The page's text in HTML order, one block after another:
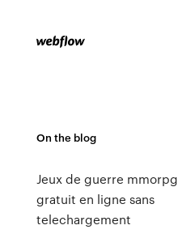
On the blog
Jeux de guerre mmorpg
gratuit en ligne sans
telechargement